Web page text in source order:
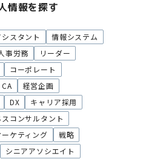
情報を探す
シスタント
情報システム
事労務
リーダー
コーポレート
CA
経営企画
DX
キャリア採用
スコンサルタント
ーケティング
戦略
シニアアソシエイト